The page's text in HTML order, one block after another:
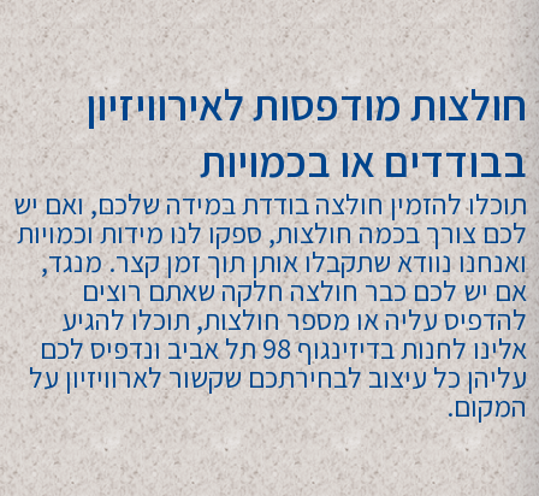
חולצות מודפסות לאירוויזיון
בבודדים או בכמויות
תוכלו להזמין חולצה בודדת במידה שלכם, ואם יש
לכם צורך בכמה חולצות, ספקו לנו מידות וכמויות
ואנחנו נוודא שתקבלו אותן תוך זמן קצר. מנגד,
אם יש לכם כבר חולצה חלקה שאתם רוצים
להדפיס עליה או מספר חולצות, תוכלו להגיע
אלינו לחנות בדיזינגוף 98 תל אביב ונדפיס לכם
עליהן כל עיצוב לבחירתכם שקשור לארוויזיון על
המקום.